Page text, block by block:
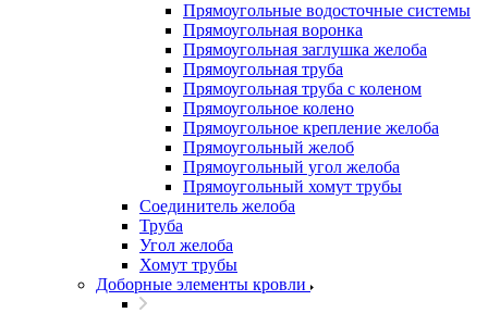
Прямоугольные водосточные системы
Прямоугольная воронка
Прямоугольная заглушка желоба
Прямоугольная труба
Прямоугольная труба c коленом
Прямоугольное колено
Прямоугольное крепление желоба
Прямоугольный желоб
Прямоугольный угол желоба
Прямоугольный хомут трубы
Соединитель желоба
Труба
Угол желоба
Хомут трубы
Доборные элементы кровли